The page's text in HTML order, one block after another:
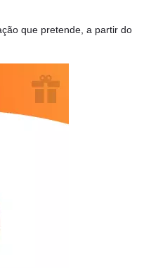
que pretende, a partir do